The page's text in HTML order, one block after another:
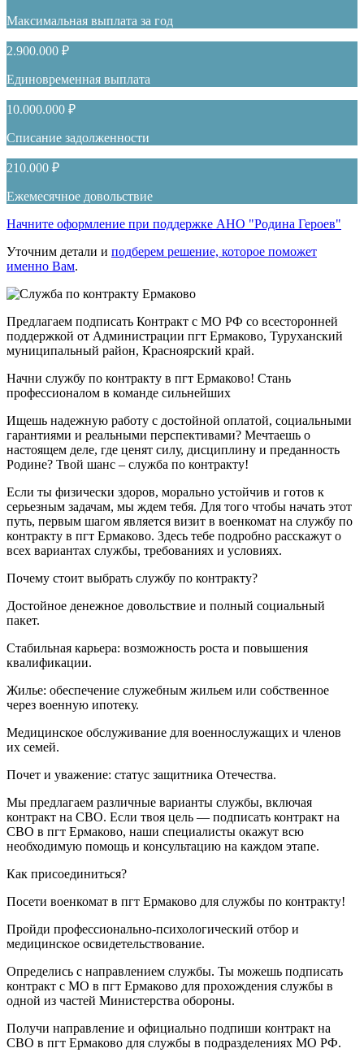
Максимальная выплата за год
2.900.000 ₽
Единовременная выплата
10.000.000 ₽
Списание задолженности
210.000 ₽
Ежемесячное довольствие
Начните оформление при поддержке АНО "Родина Героев"
Уточним детали и подберем решение, которое поможет
именно Вам.
Предлагаем подписать Контракт с МО РФ со всесторонней
поддержкой от Администрации пгт Ермаково, Туруханский
муниципальный район, Красноярский край.
Начни службу по контракту в пгт Ермаково! Стань
профессионалом в команде сильнейших
Ищешь надежную работу с достойной оплатой, социальными
гарантиями и реальными перспективами? Мечтаешь о
настоящем деле, где ценят силу, дисциплину и преданность
Родине? Твой шанс – служба по контракту!
Если ты физически здоров, морально устойчив и готов к
серьезным задачам, мы ждем тебя. Для того чтобы начать этот
путь, первым шагом является визит в военкомат на службу по
контракту в пгт Ермаково. Здесь тебе подробно расскажут о
всех вариантах службы, требованиях и условиях.
Почему стоит выбрать службу по контракту?
Достойное денежное довольствие и полный социальный
пакет.
Стабильная карьера: возможность роста и повышения
квалификации.
Жилье: обеспечение служебным жильем или собственное
через военную ипотеку.
Медицинское обслуживание для военнослужащих и членов
их семей.
Почет и уважение: статус защитника Отечества.
Мы предлагаем различные варианты службы, включая
контракт на СВО. Если твоя цель — подписать контракт на
СВО в пгт Ермаково, наши специалисты окажут всю
необходимую помощь и консультацию на каждом этапе.
Как присоединиться?
Посети военкомат в пгт Ермаково для службы по контракту!
Пройди профессионально-психологический отбор и
медицинское освидетельствование.
Определись с направлением службы. Ты можешь подписать
контракт с МО в пгт Ермаково для прохождения службы в
одной из частей Министерства обороны.
Получи направление и официально подпиши контракт на
СВО в пгт Ермаково для службы в подразделениях МО РФ.